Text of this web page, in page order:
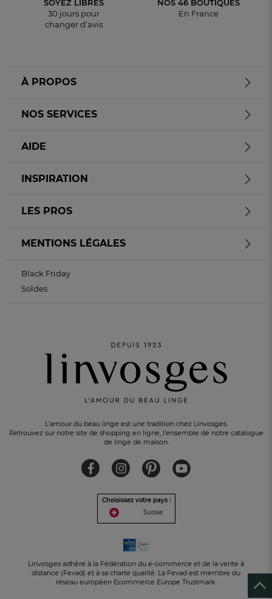
SOYEZ LIBRES
30 jours pour
changer d’avis
NOS 46 BOUTIQUES
En France
L'amour du beau linge est une tradition chez Linvosges.
Retrouvez sur notre site de shopping en ligne, l'ensemble de notre catalogue
de linge de maison.
Choisissez votre pays :
Suisse
Linvosges adhère à la Fédération du e-commerce et de la vente à
distance (Fevad) et à sa charte qualité. La Fevad est membre du
réseau européen Ecommerce Europe Trustmark.
À PROPOS
NOS SERVICES
AIDE
INSPIRATION
LES PROS
MENTIONS LÉGALES
Black Friday
Soldes